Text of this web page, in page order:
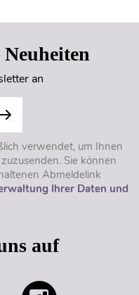
Neuheiten
an
verwendet, um Ihnen
Sie können
Abmeldelink
Ihrer Daten und
auf